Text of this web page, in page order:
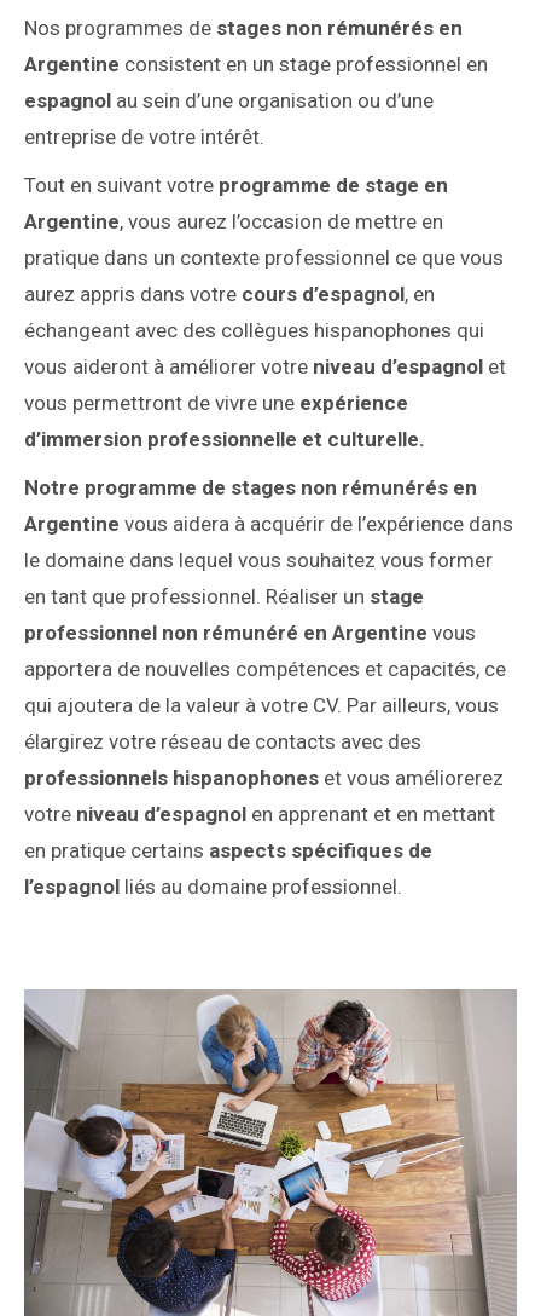
Nos programmes de stages non rémunérés en
Argentine consistent en un stage professionnel en
espagnol au sein d’une organisation ou d’une
entreprise de votre intérêt.
Tout en suivant votre programme de stage en
Argentine, vous aurez l’occasion de mettre en
pratique dans un contexte professionnel ce que vous
aurez appris dans votre cours d’espagnol, en
échangeant avec des collègues hispanophones qui
vous aideront à améliorer votre niveau d’espagnol et
vous permettront de vivre une expérience
d’immersion professionnelle et culturelle.
Notre programme de stages non rémunérés en
Argentine vous aidera à acquérir de l’expérience dans
le domaine dans lequel vous souhaitez vous former
en tant que professionnel. Réaliser un stage
professionnel non rémunéré en Argentine vous
apportera de nouvelles compétences et capacités, ce
qui ajoutera de la valeur à votre CV. Par ailleurs, vous
élargirez votre réseau de contacts avec des
professionnels hispanophones et vous améliorerez
votre niveau d’espagnol en apprenant et en mettant
en pratique certains aspects spécifiques de
l’espagnol liés au domaine professionnel.